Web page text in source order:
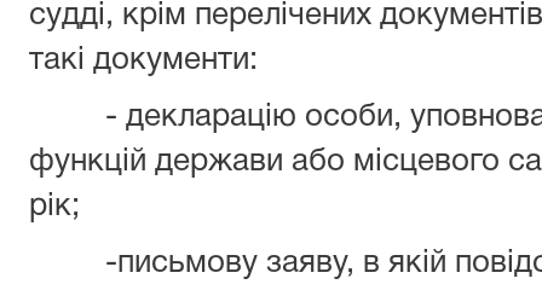
судді, крім перелічених
такі документи:
- декларацію особи,
функцій держави або місцевого
рік;
-письмову заяву, в якій